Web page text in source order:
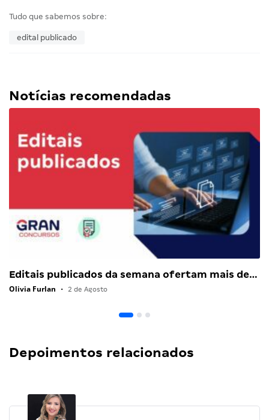
Tudo que sabemos sobre:
edital publicado
Notícias recomendadas
Editais publicados da semana ofertam mais de…
Olivia Furlan • 2 de Agosto
Depoimentos relacionados